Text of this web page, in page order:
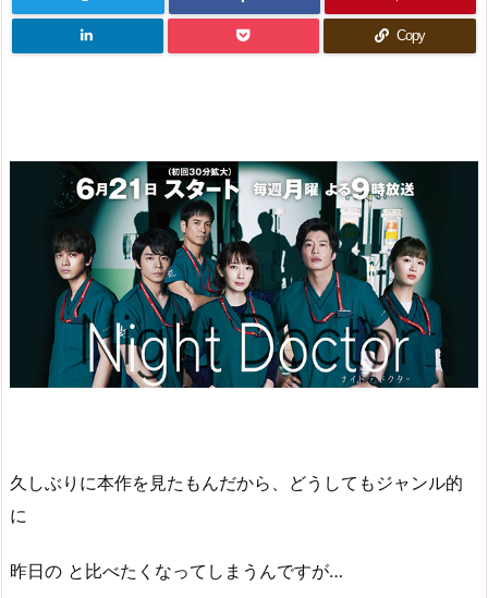
Copy
久しぶりに本作を見たもんだから、どうしてもジャンル的
に
昨日の と比べたくなってしまうんですが…